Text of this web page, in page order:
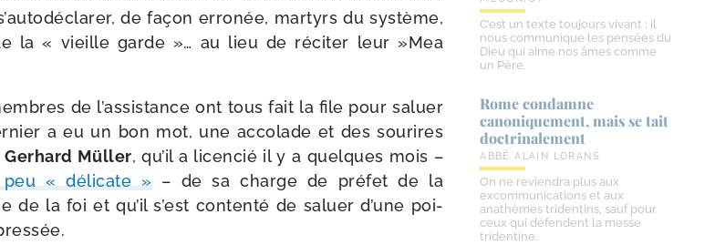
de façon erro­née, mar­tyrs du sys­tème,
la « vieille garde »… au lieu de réci­ter leur »Mea
de l’assistance ont tous fait la file pour saluer
a eu un bon mot, une acco­lade et des sou­rires
Müller, qu’il a licen­cié il y a quelques mois –
« déli­cate » – de sa charge de pré­fet de la
de la foi et qu’il s’est conten­té de saluer d’une poi­
C’est un texte toujours vivant ; il
nous communique les pensées du
Dieu qui aime nos âmes comme
un Père.
Rome condamne
canoniquement, mais se tait
doctrinalement
ABBÉ ALAIN LORANS
On ne reviendra plus aux
excommunications et aux
anathèmes tridentins, sauf pour
ceux qui défendent la messe
tridentine.